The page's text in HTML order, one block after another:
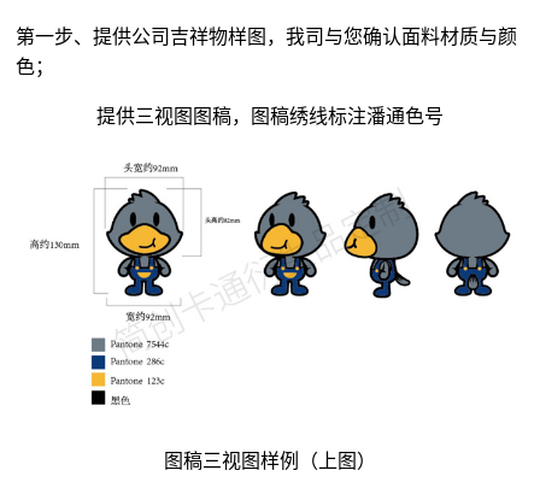
第一步、提供公司吉祥物样图，我司与您确认面料材质与颜
色；
提供三视图图稿，图稿绣线标注潘通色号
图稿三视图样例（上图）